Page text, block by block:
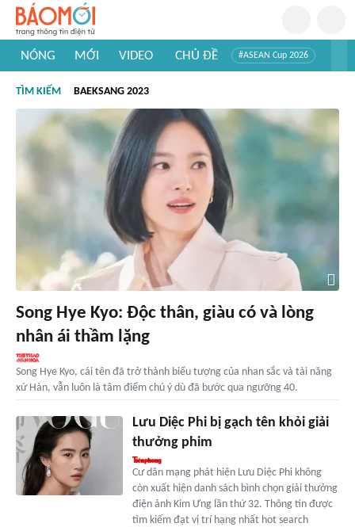
NÓNG MỚI VIDEO CHỦ ĐỀ #ASEAN Cup 2026
#Khám phá thế giới
TÌM KIẾM BAEKSANG 2023
Song Hye Kyo: Độc thân, giàu có và lòng
nhân ái thầm lặng
Song Hye Kyo, cái tên đã trở thành biểu tượng của nhan sắc và tài năng
xứ Hàn, vẫn luôn là tâm điểm chú ý dù đã bước qua ngưỡng 40.
Lưu Diệc Phi bị gạch tên khỏi giải
thưởng phim
Cư dân mạng phát hiện Lưu Diệc Phi không
còn xuất hiện danh sách bình chọn giải thưởng
điện ảnh Kim Ưng lần thứ 32. Thông tin được
tìm kiếm đạt vị trí hạng nhất hot search